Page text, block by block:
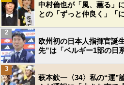
中村倫也が「風、薫る」
との「ずっと仲良く」「
欧州初の日本人指揮官誕
先”は「ベルギー1部の日
2
萩本欽一〈34〉私の“運
3